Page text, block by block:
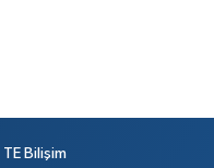
TE Bilişim